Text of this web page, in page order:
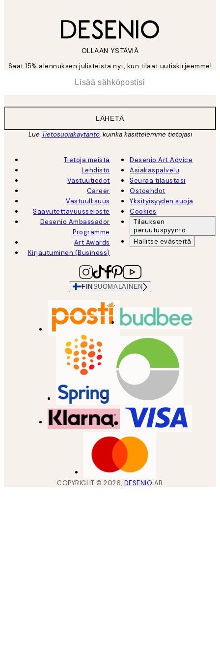
OLLAAN YSTÄVIÄ
Saat 15% alennuksen julisteista nyt, kun tilaat uutiskirjeemme!
LÄHETÄ
Lue Tietosuojakäytäntö, kuinka käsittelemme tietojasi
Tietoja meistä
Lehdistö
Vastuutiedot
Career
Vastuullisuus
Saavutettavuusseloste
Desenio Ambassador
Programme
Art Awards
Kirjautuminen (Business)
Desenio Art Advice
Asiakaspalvelu
Seuraa tilaustasi
Ostoehdot
Yksityisyyden suoja
Cookies
Tilauksen
peruutuspyyntö
Hallitse evästeitä
FIN SUOMALAINEN
COPYRIGHT ©2026, DESENIO AB